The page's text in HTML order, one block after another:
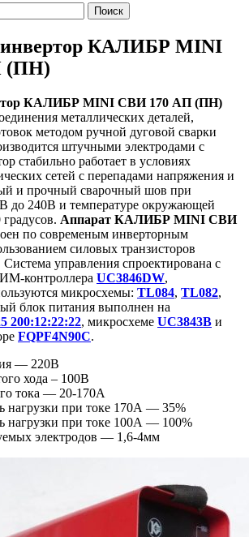
КАЛИБР MINI
(ПН)
КАЛИБР MINI СВИ 170 АП (ПН)
металлических деталей,
методом ручной дуговой сварки
штучными электродами с
стабильно работает в условиях
сетей с перепадами напряжения и
и прочный сварочный шов при
до 240В и температуре окружающей
Аппарат КАЛИБР MINI СВИ
по современым инверторным
силовых транзисторов
Система управления спроектирована с
контроллера UC3846DW,
микросхемы: TL084, TL082,
блок питания выполнен на
200:12:22:22, микросхеме UC3843B и
FQPF4N90C.
— 220В
хода – 100В
тока — 20-170А
нагрузки при токе 170А — 35%
нагрузки при токе 100А — 100%
электродов — 1,6-4мм